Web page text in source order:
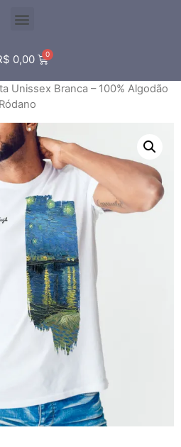
0,00
Unissex Branca – 100% Algodão